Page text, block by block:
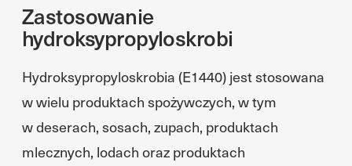
Zastosowanie
hydroksypropyloskrobi
Hydroksypropyloskrobia (E1440) jest stosowana
w wielu produktach spożywczych, w tym
w deserach, sosach, zupach, produktach
mlecznych, lodach oraz produktach